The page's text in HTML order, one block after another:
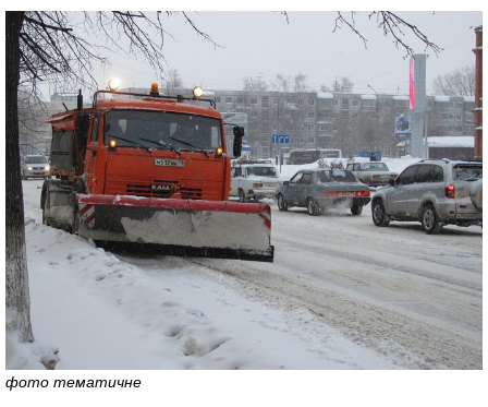
фото тематичне